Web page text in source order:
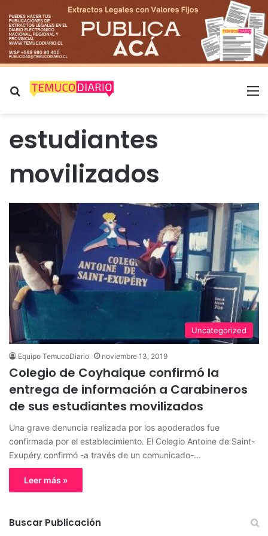
Buscar por
estudiantes
movilizados
Uncategorized
Equipo TemucoDiario noviembre 13, 2019
Colegio de Coyhaique confirmó la
entrega de información a Carabineros
de sus estudiantes movilizados
Una grave denuncia realizada por los apoderados fue
confirmada por el establecimiento. El Colegio Antoine de Saint-
Exupéry confirmó -a través de un comunicado-…
Leer más »
Buscar Publicación